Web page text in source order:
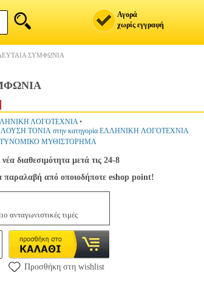
Αγορά
χωρίς εγγραφή
ΣΥΜΦΩΝΙΑ
ΛΟΓΟΤΕΧΝΙΑ•
ΤΟΝΙΑ στην κατηγορία ΕΛΛΗΝΙΚΗ ΛΟΓΟΤΕΧΝΙΑ
ΜΥΘΙΣΤΟΡΗΜΑ
διαθεσιμότητα μετά τις 24-8
παραλαβή από οποιοδήποτε eshop point!
ανταγωνιστικές τιμές
Προσθήκη στη wishlist